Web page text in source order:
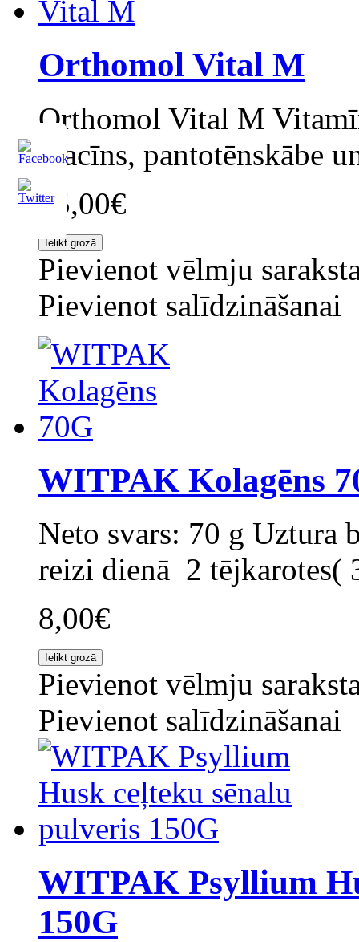
Orthomol Vital M
Orthomol Vital M
niacīns, pantotēnskābe
55,00€
Pievienot vēlmju
Pievienot salīdzināšanai
WITPAK Kolagēns
Neto svars: 70 g Uztura
reizi dienā 2 tējkarotes(
8,00€
Pievienot vēlmju
Pievienot salīdzināšanai
WITPAK Psyllium
150G